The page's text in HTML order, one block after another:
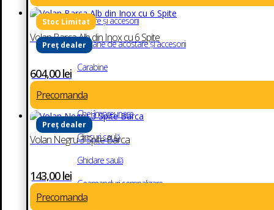
Ancore și accesorii
Baloane de acostare și accesorii
Carabine
Carlige inox
Chei împreunare
Clipsuri saulă
Ghidare saulă
Geamanduri semnalizare
Preț dealer
Volan Barca Alb din Inox cu 6 Spite
604,00lei
Precomanda
Preț dealer
Volan Negru 3 Spite Barca
143,00lei
Precomanda